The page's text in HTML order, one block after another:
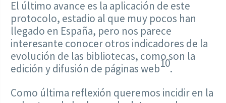
El último avance es la aplicación de este
protocolo, estadio al que muy pocos han
llegado en España, pero nos parece
interesante conocer otros indicadores de la
evolución de las bibliotecas, como son la
edición y difusión de páginas web10.
Como última reflexión queremos incidir en la